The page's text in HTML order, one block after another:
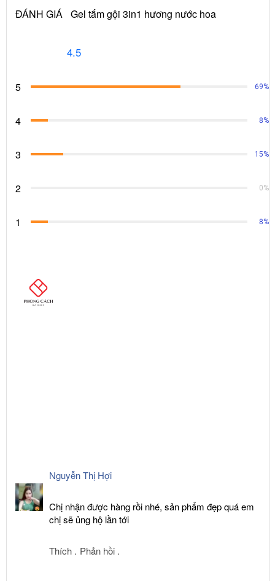
ĐÁNH GIÁ Gel tắm gội 3in1 hương nước hoa
4.5
Nguyễn Thị Hợi
Chị nhận được hàng rồi nhé, sản phẩm đẹp quá em
chị sẽ ủng hộ lần tới
Thích . Phản hồi .
5
4
3
69%
15%
8%
2
1
0%
8%